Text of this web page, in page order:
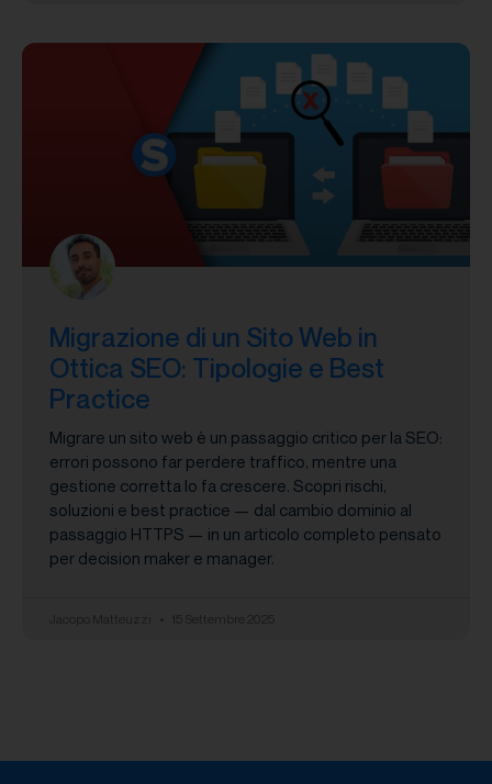
Migrazione di un Sito Web in
Ottica SEO: Tipologie e Best
Practice
Migrare un sito web è un passaggio critico per la SEO:
errori possono far perdere traffico, mentre una
gestione corretta lo fa crescere. Scopri rischi,
soluzioni e best practice — dal cambio dominio al
passaggio HTTPS — in un articolo completo pensato
per decision maker e manager.